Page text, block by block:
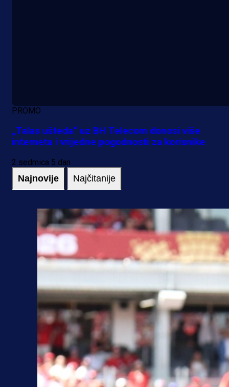
PROMO
„Talas ušteda“ uz BH Telecom donosi više
interneta i vrijedne pogodnosti za korisnike
2 sedmica 5 dan
Najnovije Najčitanije